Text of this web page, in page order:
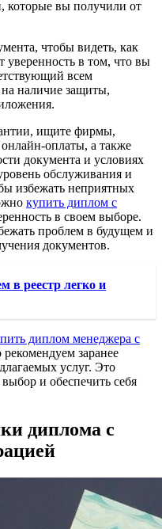
которые вы получили от
чтобы видеть, как
уверенность в том, что вы
всем
наличие защиты,
ищите фирмы,
оплаты, а также
документа и условиях
обслуживания и
избежать неприятных
купить диплом с
в своем выборе.
проблем в будущем и
документов.
в реестр легко и
диплом менеджера с
рекомендуем заранее
услуг. Это
и обеспечить себя
диплома с